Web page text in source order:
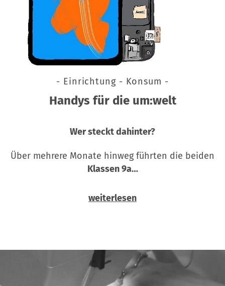
- Einrichtung - Konsum -
Handys für die um:welt
Wer steckt dahinter?
Über mehrere Monate hinweg führten die beiden
Klassen 9a…
weiterlesen